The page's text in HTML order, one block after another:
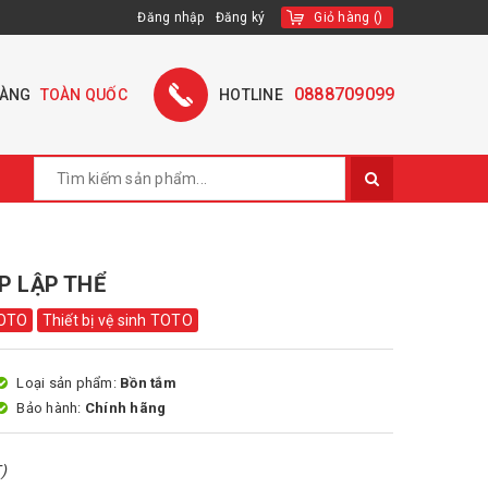
Đăng nhập Đăng ký Giỏ hàng ()
TOÀN QUỐC HOTLINE 0888709099
LẬP THỂ
Thiết bị vệ sinh TOTO
Loại sản phẩm: Bồn tắm
Bảo hành: Chính hãng